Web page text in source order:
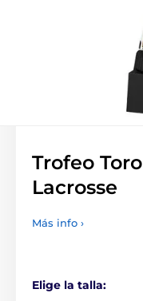
Trofeo
Lacrosse
Más info ›
Elige la talla: